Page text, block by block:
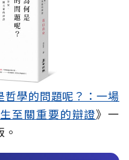
哲學的問題呢？：一場
至關重要的辯證》一